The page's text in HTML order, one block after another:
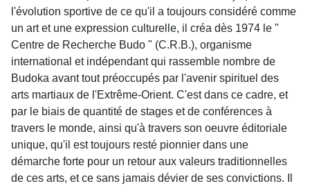
l'évolution sportive de ce qu'il a toujours considéré comme
un art et une expression culturelle, il créa dès 1974 le "
Centre de Recherche Budo " (C.R.B.), organisme
international et indépendant qui rassemble nombre de
Budoka avant tout préoccupés par l'avenir spirituel des
arts martiaux de l'Extrême-Orient. C'est dans ce cadre, et
par le biais de quantité de stages et de conférences à
travers le monde, ainsi qu'à travers son oeuvre éditoriale
unique, qu'il est toujours resté pionnier dans une
démarche forte pour un retour aux valeurs traditionnelles
de ces arts, et ce sans jamais dévier de ses convictions. Il